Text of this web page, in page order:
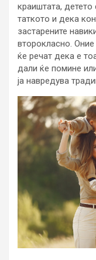
краиштата, детето
таткото и дека
застарените
второкласно. Оние
ќе речат дека е
дали ќе помине
ја навредува